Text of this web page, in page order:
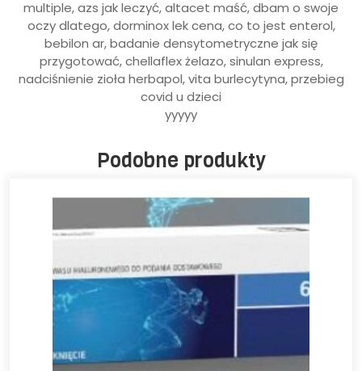
multiple, azs jak leczyć, altacet maść, dbam o swoje
oczy dlatego, dorminox lek cena, co to jest enterol,
bebilon ar, badanie densytometryczne jak się
przygotować, chellaflex żelazo, sinulan express,
nadciśnienie zioła herbapol, vita burlecytyna, przebieg
covid u dzieci
yyyyy
Podobne produkty